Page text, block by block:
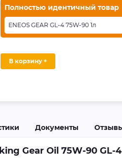
Полностью идентичный товар
ENEOS GEAR GL-4 75W-90 1л
В корзину +
Документы
Gear Oil 75W-90 GL-4